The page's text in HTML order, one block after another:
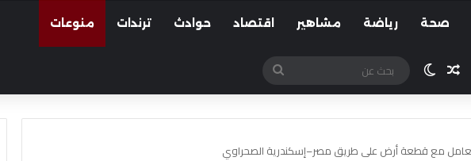
صحة رياضة مشاهير اقتصاد حوادث ترندات منوعات
مقال عشوائي
الوضع المظلم
عن
مع قطعة أرض على طريق مصر–إسكندرية الصحراوي